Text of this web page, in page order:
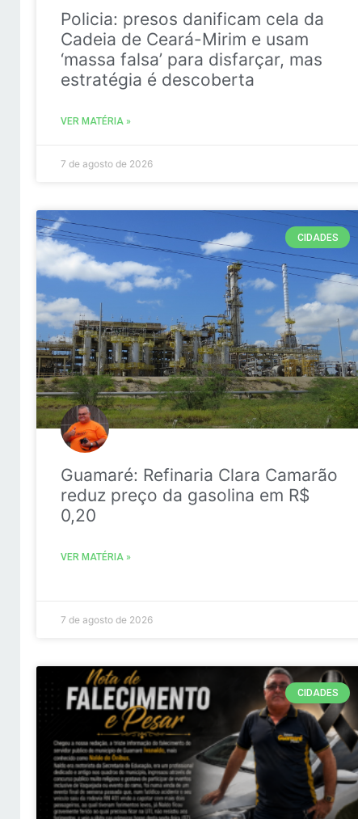
Policia: presos danificam cela da
Cadeia de Ceará-Mirim e usam
‘massa falsa’ para disfarçar, mas
estratégia é descoberta
VER MATÉRIA »
7 de agosto de 2026
CIDADES
Guamaré: Refinaria Clara Camarão
reduz preço da gasolina em R$
0,20
VER MATÉRIA »
7 de agosto de 2026
CIDADES